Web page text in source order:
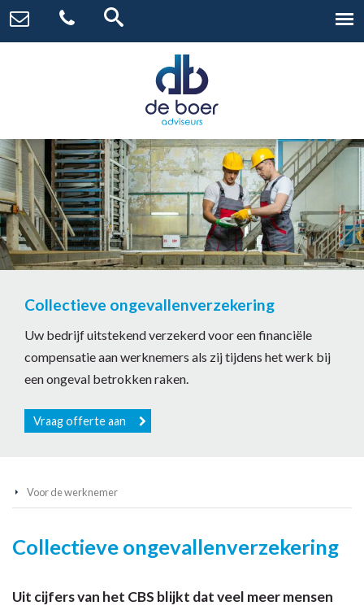
Collectieve ongevallenverzekering
Uw bedrijf uitstekend verzekerd voor een financiële
compensatie aan werknemers als zij tijdens het werk bij
een ongeval betrokken raken.
Vraag offerte aan
Voor de werknemer
Collectieve ongevallenverzekering
Uit cijfers van het CBS blijkt dat veel meer mensen